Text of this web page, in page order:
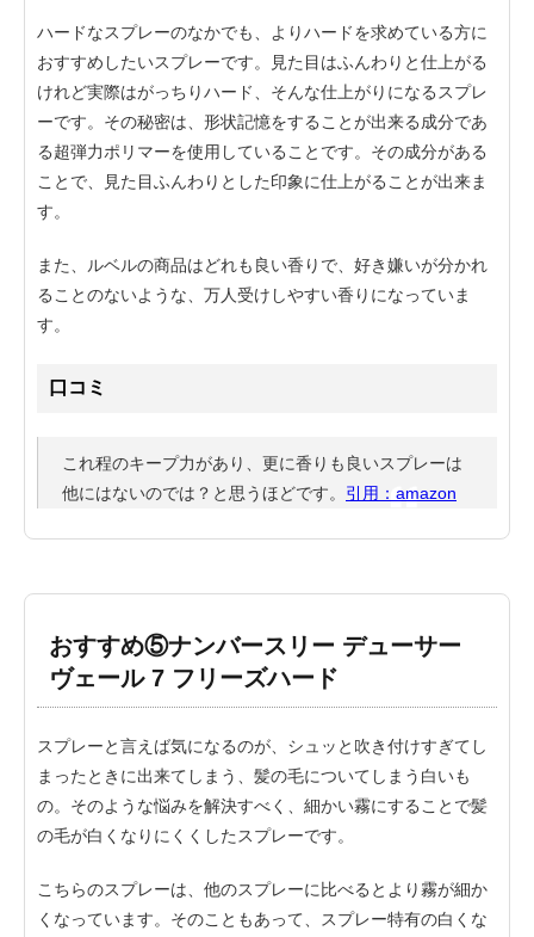
ハードなスプレーのなかでも、よりハードを求めている方に
おすすめしたいスプレーです。見た目はふんわりと仕上がる
けれど実際はがっちりハード、そんな仕上がりになるスプレ
ーです。その秘密は、形状記憶をすることが出来る成分であ
る超弾力ポリマーを使用していることです。その成分がある
ことで、見た目ふんわりとした印象に仕上がることが出来ま
す。
また、ルベルの商品はどれも良い香りで、好き嫌いが分かれ
ることのないような、万人受けしやすい香りになっていま
す。
口コミ
これ程のキープ力があり、更に香りも良いスプレーは
他にはないのでは？と思うほどです。 引用：amazon
おすすめ⑤ナンバースリー デューサー
ヴェール 7 フリーズハード
スプレーと言えば気になるのが、シュッと吹き付けすぎてし
まったときに出来てしまう、髪の毛についてしまう白いも
の。そのような悩みを解決すべく、細かい霧にすることで髪
の毛が白くなりにくくしたスプレーです。
こちらのスプレーは、他のスプレーに比べるとより霧が細か
くなっています。そのこともあって、スプレー特有の白くな